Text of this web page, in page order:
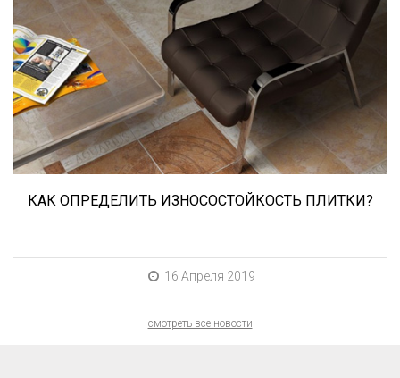
При выборе любой плитки важно важны не
только цвет и размер, но и ее
износостойкость. Как же определить
износостойкость керамической плитки и
керамогранита? Сейчас расскажем.
КАК ОПРЕДЕЛИТЬ ИЗНОСОСТОЙКОСТЬ ПЛИТКИ?
16 Апреля 2019
смотреть все новости